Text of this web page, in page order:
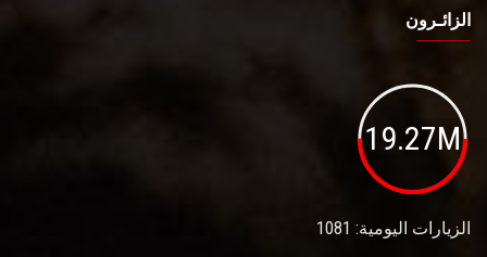
الزائـرون
19.27M
الزيارات اليومية: 1081